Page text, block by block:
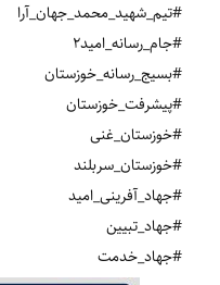
#تیم_شهید_محمد_جهان_آرا
#جام_رسانه_امید۲
#بسیج_رسانه_خوزستان
#پیشرفت‌_خوزستان
#خوزستان_غنی
#خوزستان_سربلند
#جهاد_آفرینی_امید
#جهاد_تبیین
#جهاد_خدمت